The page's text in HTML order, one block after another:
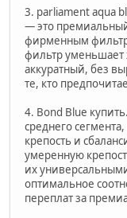
3. parliament aqua
— это
фирменным
фильтр уменьшает
аккуратный, без
те, кто
4. Bond Blue
среднего
крепость и
умеренную
их
оптимальное
переплат за